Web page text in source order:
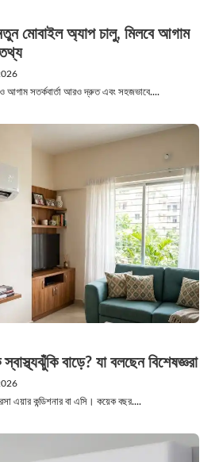
মোবাইল অ্যাপ চালু, মিলবে আগাম
আগাম সতর্কবার্তা আরও দ্রুত এবং সহজভাবে....
বাড়ে? যা বলছেন বিশেষজ্ঞরা
এয়ার কন্ডিশনার বা এসি। কয়েক বছর....